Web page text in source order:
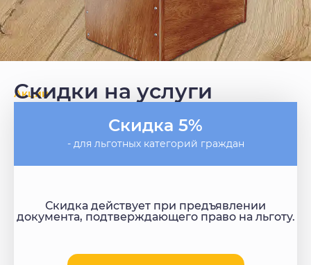
Акции
Скидки на услуги
Скидка 5%
- для льготных категорий граждан
Скидка действует при предъявлении
документа, подтверждающего право на льготу.